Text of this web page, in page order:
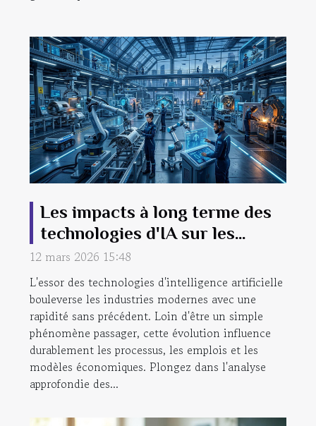
Les impacts à long terme des
technologies d'IA sur les
industries modernes
12 mars 2026 15:48
L'essor des technologies d'intelligence artificielle
bouleverse les industries modernes avec une
rapidité sans précédent. Loin d'être un simple
phénomène passager, cette évolution influence
durablement les processus, les emplois et les
modèles économiques. Plongez dans l'analyse
approfondie des...